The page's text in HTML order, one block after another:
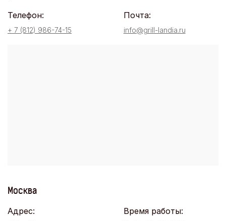
Телефон:
+ 7 (812) 986-74-15
Почта:
info@grill-landia.ru
Москва
Адрес: Время работы: